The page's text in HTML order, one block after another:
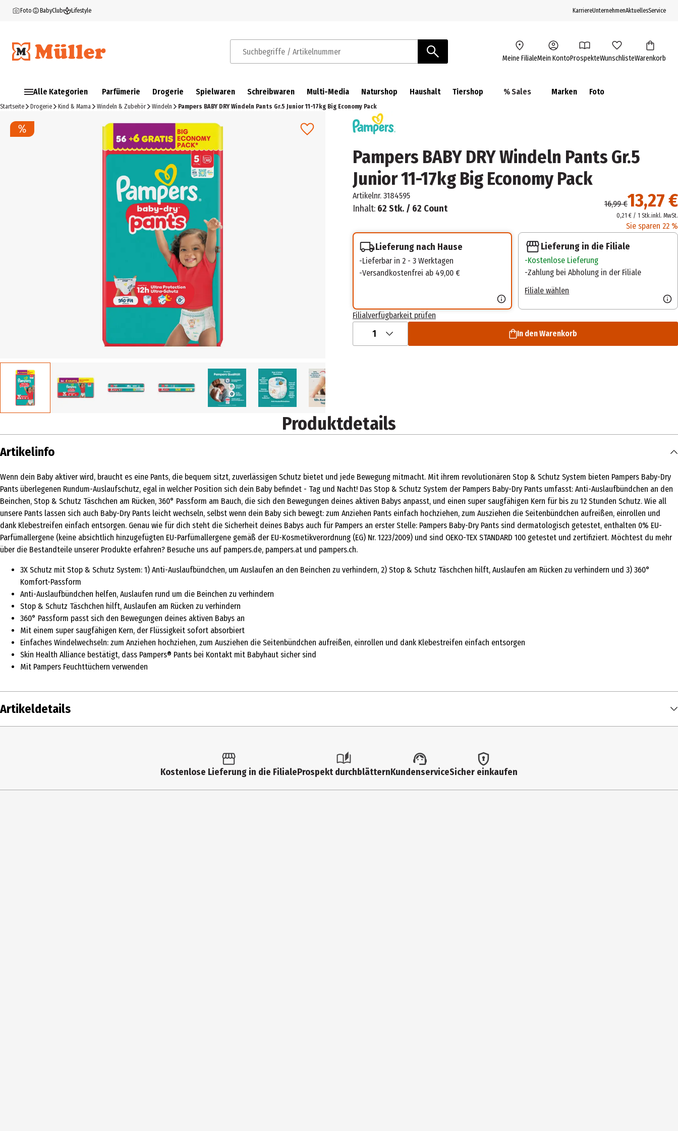
Foto BabyClub Lifestyle KarriereUnternehmenAktuellesService
Suchbegriffe / Artikelnummer Meine FilialeMein KontoProspekteWunschlisteWarenkorb
Alle Kategorien Parfümerie Drogerie Spielwaren Schreibwaren Multi-Media Naturshop Haushalt Tiershop % Sales Marken Foto
Startseite Drogerie Kind & Mama Windeln & Zubehör Windeln Pampers BABY DRY Windeln Pants Gr.5 Junior 11-17kg Big Economy Pack
Pampers BABY DRY Windeln Pants Gr.5
Junior 11-17kg Big Economy Pack
Artikelnr. 3184595
Inhalt: 62 Stk. / 62 Count 13,27 €
16,99 €
0,21 € / 1 Stk.inkl. MwSt.
Sie sparen 22 %
Lieferung nach Hause
Lieferbar in 2 - 3 Werktagen
Versandkostenfrei ab 49,00 €
Lieferung in die Filiale
Kostenlose Lieferung
Zahlung bei Abholung in der Filiale
Filiale wählen
Filialverfügbarkeit prüfen
1 In den Warenkorb
Produktdetails
Artikelinfo
Wenn dein Baby aktiver wird, braucht es eine Pants, die bequem sitzt, zuverlässigen Schutz bietet und jede Bewegung mitmacht. Mit ihrem revolutionären Stop & Schutz System bieten Pampers Baby-Dry
Pants überlegenen Rundum-Auslaufschutz, egal in welcher Position sich dein Baby befindet - Tag und Nacht! Das Stop & Schutz System der Pampers Baby-Dry Pants umfasst: Anti-Auslaufbündchen an den
Beinchen, Stop & Schutz Täschchen am Rücken, 360° Passform am Bauch, die sich den Bewegungen deines aktiven Babys anpasst, und einen super saugfähigen Kern für bis zu 12 Stunden Schutz. Wie all
unsere Pants lassen sich auch Baby-Dry Pants leicht wechseln, selbst wenn dein Baby sich bewegt: zum Anziehen Pants einfach hochziehen, zum Ausziehen die Seitenbündchen aufreißen, einrollen und
dank Klebestreifen einfach entsorgen. Genau wie für dich steht die Sicherheit deines Babys auch für Pampers an erster Stelle: Pampers Baby-Dry Pants sind dermatologisch getestet, enthalten 0% EU-
Parfümallergene (keine absichtlich hinzugefügten EU-Parfümallergene gemäß der EU-Kosmetikverordnung (EG) Nr. 1223/2009) und sind OEKO-TEX STANDARD 100 getestet und zertifiziert. Möchtest du mehr
über die Bestandteile unserer Produkte erfahren? Besuche uns auf pampers.de, pampers.at und pampers.ch.
3X Schutz mit Stop & Schutz System: 1) Anti-Auslaufbündchen, um Auslaufen an den Beinchen zu verhindern, 2) Stop & Schutz Täschchen hilft, Auslaufen am Rücken zu verhindern und 3) 360°
Komfort-Passform
Anti-Auslaufbündchen helfen, Auslaufen rund um die Beinchen zu verhindern
Stop & Schutz Täschchen hilft, Auslaufen am Rücken zu verhindern
360° Passform passt sich den Bewegungen deines aktiven Babys an
Mit einem super saugfähigen Kern, der Flüssigkeit sofort absorbiert
Einfaches Windelwechseln: zum Anziehen hochziehen, zum Ausziehen die Seitenbündchen aufreißen, einrollen und dank Klebestreifen einfach entsorgen
Skin Health Alliance bestätigt, dass Pampers® Pants bei Kontakt mit Babyhaut sicher sind
Mit Pampers Feuchttüchern verwenden
Artikeldetails
Kostenlose Lieferung in die FilialeProspekt durchblätternKundenserviceSicher einkaufen